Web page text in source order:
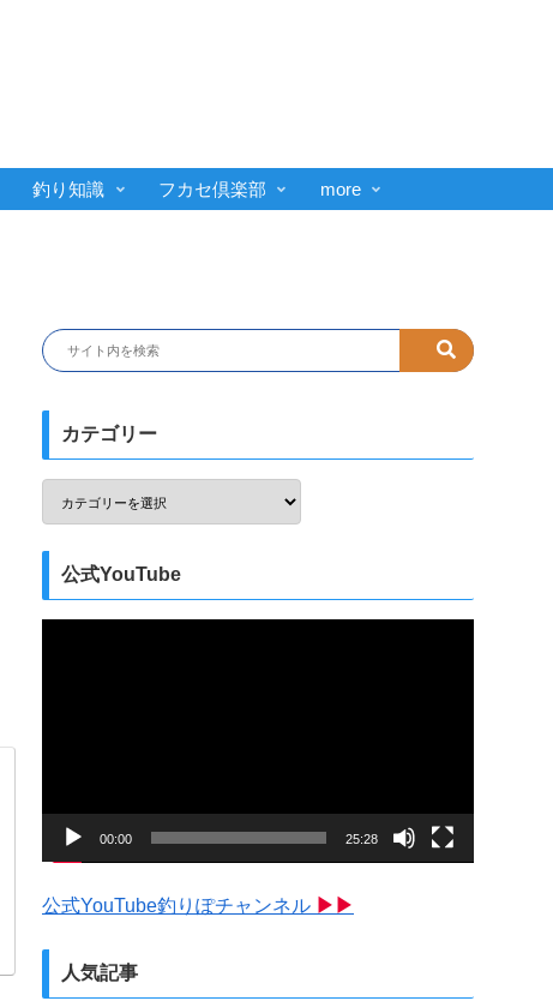
釣り知識 フカセ倶楽部 more
カテゴリー
公式YouTube
00:00 25:28
公式YouTube釣りぽチャンネル ▶▶
人気記事